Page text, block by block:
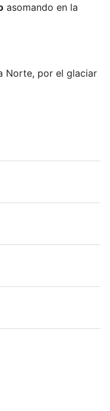
asomando en la
Norte, por el glaciar